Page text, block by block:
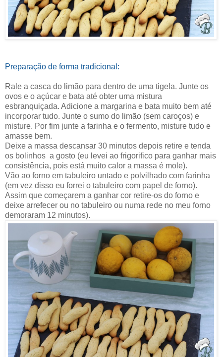
Preparação de forma tradicional:
Rale a casca do limão para dentro de uma tigela. Junte os
ovos e o açúcar e bata até obter uma mistura
esbranquiçada. Adicione a margarina e bata muito bem até
incorporar tudo. Junte o sumo do limão (sem caroços) e
misture. Por fim junte a farinha e o fermento, misture tudo e
amasse bem.
Deixe a massa descansar 30 minutos depois retire e tenda
os bolinhos a gosto (eu levei ao frigorifico para ganhar mais
consistência, pois está muito calor a massa é mole).
Vão ao forno em tabuleiro untado e polvilhado com farinha
(em vez disso eu forrei o tabuleiro com papel de forno).
Assim que começarem a ganhar cor retire-os do forno e
deixe arrefecer ou no tabuleiro ou numa rede no meu forno
demoraram 12 minutos).